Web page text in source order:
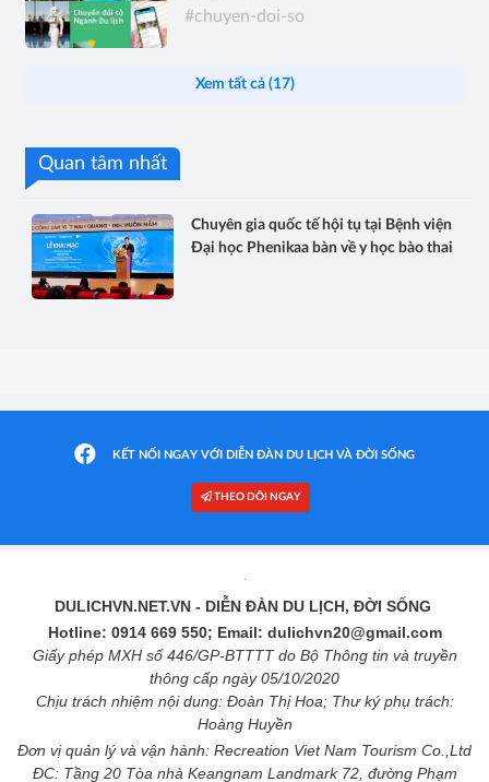
#chuyen-doi-so
Xem tất cả (17)
Quan tâm nhất
Chuyên gia quốc tế hội tụ tại Bệnh viện
Đại học Phenikaa bàn về y học bào thai
KẾT NỐI NGAY VỚI DIỄN ĐÀN DU LỊCH VÀ ĐỜI SỐNG
THEO DÕI NGAY
DULICHVN.NET.VN- DIỄN ĐÀN DU LỊCH, ĐỜI SỐNG
Hotline: 0914 669 550; Email: dulichvn20@gmail.com
Giấy phép MXH số 446/GP-BTTTT do Bộ Thông tin và truyền
thông cấp ngày 05/10/2020
Chịu trách nhiệm nội dung: Đoàn Thị Hoa; Thư ký phụ trách:
Hoàng Huyền
Đơn vị quản lý và vận hành: Recreation Viet Nam Tourism Co.,Ltd
ĐC: Tầng 20 Tòa nhà Keangnam Landmark 72, đường Phạm